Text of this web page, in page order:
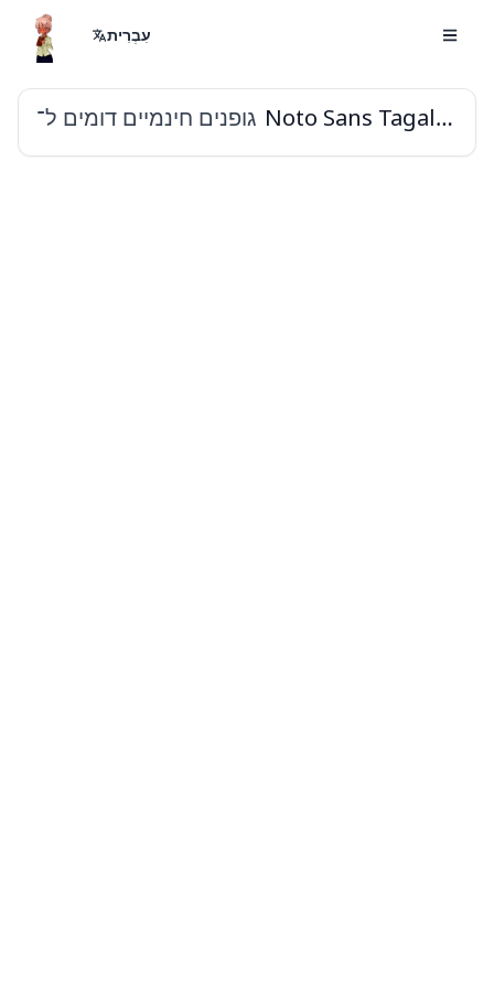
עִבְרִית
גופנים חינמיים דומים ל־ Noto Sans Tagalog